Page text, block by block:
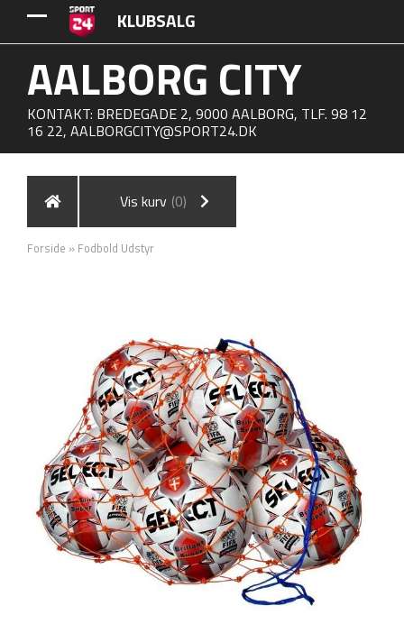
KLUBSALG
AALBORG CITY
KONTAKT: BREDEGADE 2, 9000 AALBORG, TLF. 98 12
16 22, AALBORGCITY@SPORT24.DK
Vis kurv (0)
Forside » Fodbold Udstyr